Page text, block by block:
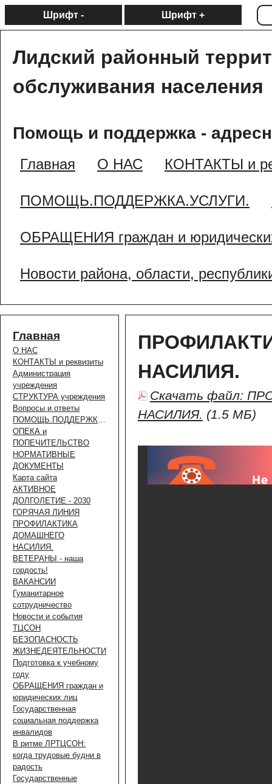
Шрифт - Шрифт +
Лидский районный
обслуживания населения
Помощь и поддержка -
Главная О НАС КОНТАКТЫ и
ПОМОЩЬ.ПОДДЕРЖКА.УСЛУГИ.
ОБРАЩЕНИЯ граждан и
Новости района, области,
Главная
О НАС
КОНТАКТЫ и реквизиты
Администрация
учреждения
СТРУКТУРА учреждения
Вопросы и ответы
ПОМОЩЬ.ПОДДЕРЖКА.УСЛУГИ.
ОПЕКА и
ПОПЕЧИТЕЛЬСТВО
НОРМАТИВНЫЕ
ДОКУМЕНТЫ
Карта сайта
АКТИВНОЕ
ДОЛГОЛЕТИЕ - 2030
ГОРЯЧАЯ ЛИНИЯ
ПРОФИЛАКТИКА
ДОМАШНЕГО
НАСИЛИЯ.
ВЕТЕРАНЫ - наша
гордость!
ВАКАНСИИ
Гуманитарное
сотрудничество
Новости и события
ТЦСОН
БЕЗОПАСНОСТЬ
ЖИЗНЕДЕЯТЕЛЬНОСТИ
Подготовка к учебному
году
ОБРАЩЕНИЯ граждан и
юридических лиц
Государственная
социальная поддержка
инвалидов
В ритме ЛРТЦСОН:
когда трудовые будни в
радость
Государственные
НАСИЛИЯ.
Скачать файл:
НАСИЛИЯ. (1.5 МБ)